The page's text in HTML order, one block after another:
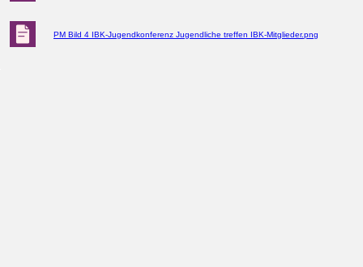
PM Bild 4 IBK-Jugendkonferenz Jugendliche treffen IBK-Mitglieder.png